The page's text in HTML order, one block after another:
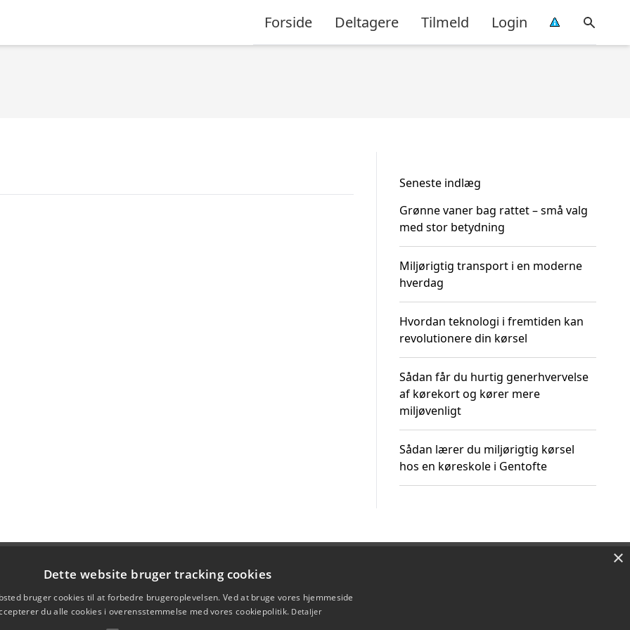
Forside Deltagere Tilmeld Login
Seneste indlæg
Grønne vaner bag rattet – små valg
med stor betydning
Miljørigtig transport i en moderne
hverdag
Hvordan teknologi i fremtiden kan
revolutionere din kørsel
Sådan får du hurtig generhvervelse
af kørekort og kører mere
miljøvenligt
Sådan lærer du miljørigtig kørsel
hos en køreskole i Gentofte
×
Dette website bruger tracking cookies
bruger cookies til at forbedre brugeroplevelsen. Ved at bruge vores hjemmeside
du alle cookies i overensstemmelse med vores cookiepolitik. Detaljer